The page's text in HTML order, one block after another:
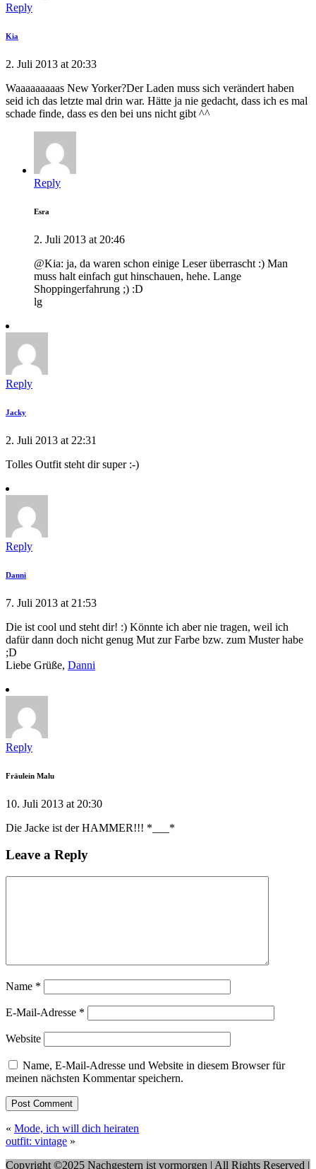
Reply
Kia
2. Juli 2013 at 20:33
Waaaaaaaaas New Yorker?Der Laden muss sich verändert haben
seid ich das letzte mal drin war. Hätte ja nie gedacht, dass ich es mal
schade finde, dass es den bei uns nicht gibt ^^
Reply
Esra
2. Juli 2013 at 20:46
@Kia: ja, da waren schon einige Leser überrascht :) Man
muss halt einfach gut hinschauen, hehe. Lange
Shoppingerfahrung ;) :D
lg
Reply
Jacky
2. Juli 2013 at 22:31
Tolles Outfit steht dir super :-)
Reply
Danni
7. Juli 2013 at 21:53
Die ist cool und steht dir! :) Könnte ich aber nie tragen, weil ich
dafür dann doch nicht genug Mut zur Farbe bzw. zum Muster habe
;D
Liebe Grüße, Danni
Reply
Fräulein Malu
10. Juli 2013 at 20:30
Die Jacke ist der HAMMER!!! *___*
Leave a Reply
Name *
E-Mail-Adresse *
Website
Name, E-Mail-Adresse und Website in diesem Browser für
meinen nächsten Kommentar speichern.
« Mode, ich will dich heiraten
outfit: vintage »
Copyright ©2025 Nachgestern ist vormorgen | All Rights Reserved |